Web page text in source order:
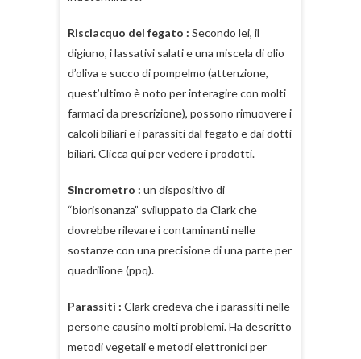
Risciacquo del fegato : Secondo lei, il
digiuno, i lassativi salati e una miscela di olio
d’oliva e succo di pompelmo (attenzione,
quest’ultimo è noto per interagire con molti
farmaci da prescrizione), possono rimuovere i
calcoli biliari e i parassiti dal fegato e dai dotti
biliari. Clicca qui per vedere i prodotti.
Sincrometro : un dispositivo di
“biorisonanza” sviluppato da Clark che
dovrebbe rilevare i contaminanti nelle
sostanze con una precisione di una parte per
quadrilione (ppq).
Parassiti : Clark credeva che i parassiti nelle
persone causino molti problemi. Ha descritto
metodi vegetali e metodi elettronici per